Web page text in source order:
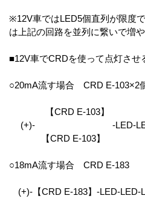
※12V車ではLED5個直列が限度
は上記の回路を並列に繋いで増や
■12V車でCRDを使って点灯させ
○20mA流す場合 CRD E-103×2
【CRD E-103】
(+)- -LED-LED-
【CRD E-103】
○18mA流す場合 CRD E-183
(+)-【CRD E-183】-LED-LED-